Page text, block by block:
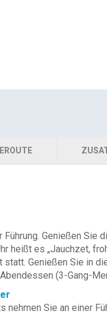
Genießen Sie
heißt es „Jauchzet,
Genießen Sie in
(3-Gang-
Sie an einer